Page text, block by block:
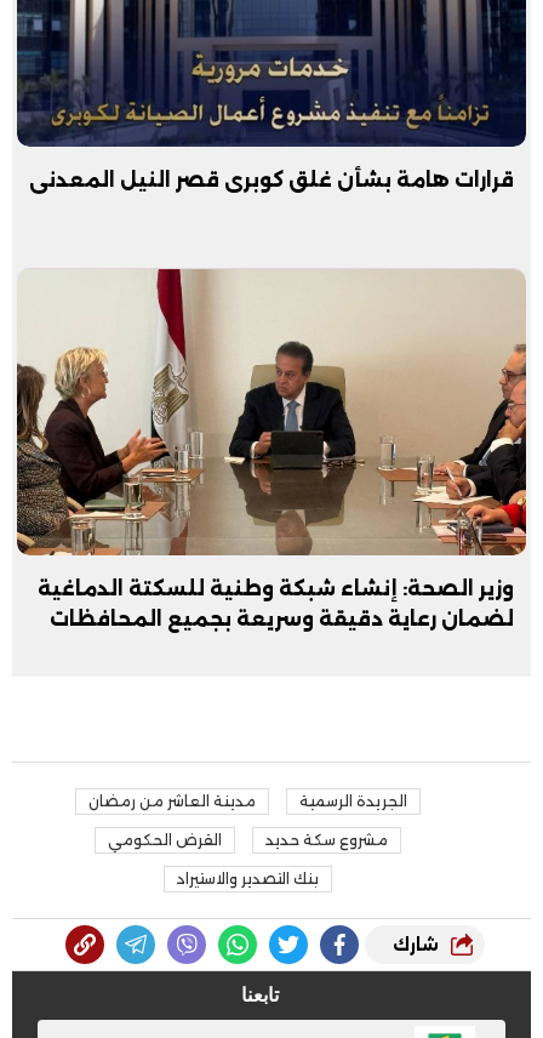
قرارات هامة بشأن غلق كوبرى قصر النيل المعدنى
وزير الصحة: إنشاء شبكة وطنية للسكتة الدماغية
لضمان رعاية دقيقة وسريعة بجميع المحافظات
الجريدة الرسمية مدينة العاشر من رمضان
مشروع سكة حديد القرض الحكومي
بنك التصدير والاستيراد
شارك
تابعنا